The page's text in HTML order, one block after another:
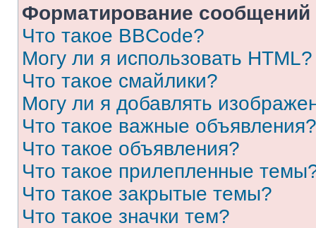
Форматирование
Что такое BBCode?
Могу ли я использовать HTML?
Что такое смайлики?
Могу ли я добавлять
Что такое важные объявления?
Что такое объявления?
Что такое прилепленные
Что такое закрытые темы?
Что такое значки тем?